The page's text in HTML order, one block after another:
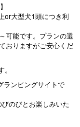
大型犬1頭につき利
可能です。プランの選
おりますがご安心くだ
ランピングサイトで
のびとお楽しみいた